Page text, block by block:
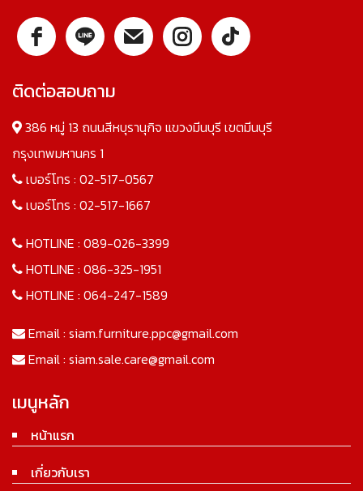
ติดต่อสอบถาม
386 หมู่ 13 ถนนสีหบุรานุกิจ แขวงมีนบุรี เขตมีนบุรี
กรุงเทพมหานคร 1
เบอร์โทร : 02-517-0567
เบอร์โทร : 02-517-1667
HOTLINE : 089-026-3399
HOTLINE : 086-325-1951
HOTLINE : 064-247-1589
Email : siam.furniture.ppc@gmail.com
Email : siam.sale.care@gmail.com
เมนูหลัก
หน้าแรก
เกี่ยวกับเรา